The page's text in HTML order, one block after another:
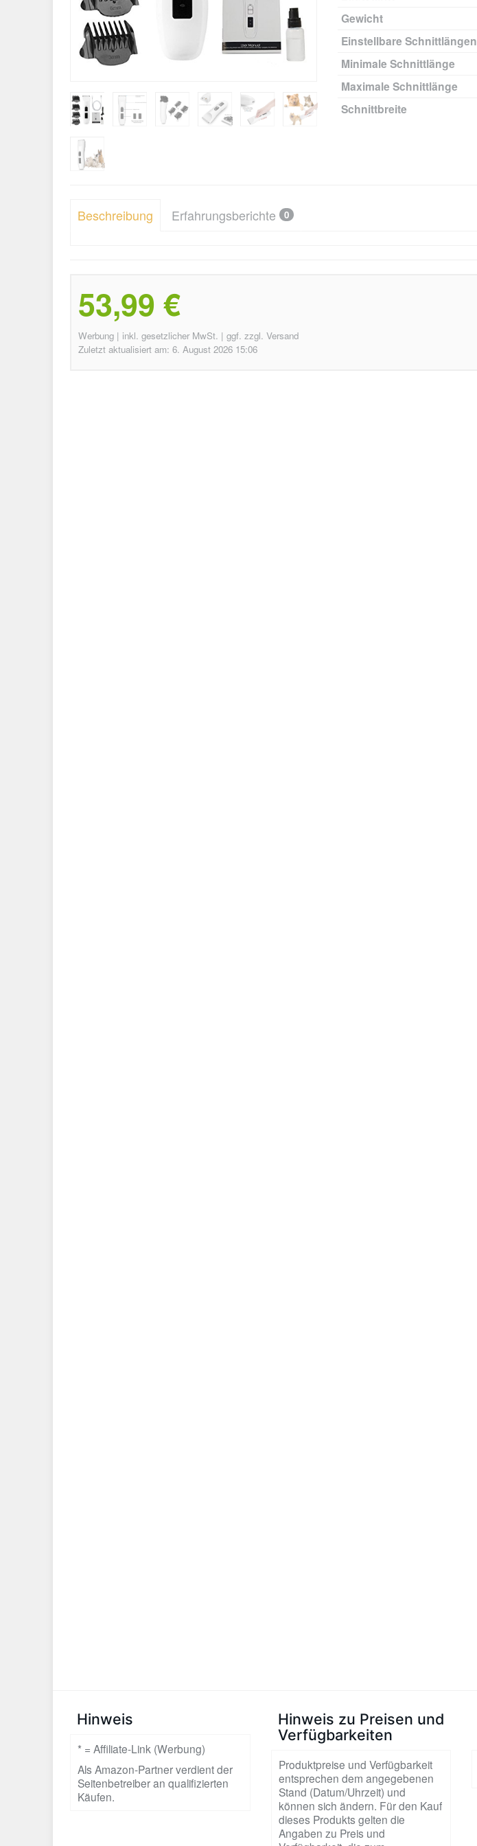
Gewicht
Einstellbare Schnittlängen
Minimale Schnittlänge
Maximale Schnittlänge
Schnittbreite
Beschreibung Erfahrungsberichte 0
53,99 €
Werbung | inkl. gesetzlicher MwSt. | ggf. zzgl. Versand
Zuletzt aktualisiert am: 6. August 2026 15:06
Hinweis
* = Affiliate-Link (Werbung)
Als Amazon-Partner verdient der
Seitenbetreiber an qualifizierten
Käufen.
Hinweis zu Preisen und
Verfügbarkeiten
Produktpreise und Verfügbarkeit
entsprechen dem angegebenen
Stand (Datum/Uhrzeit) und
können sich ändern. Für den Kauf
dieses Produkts gelten die
Angaben zu Preis und